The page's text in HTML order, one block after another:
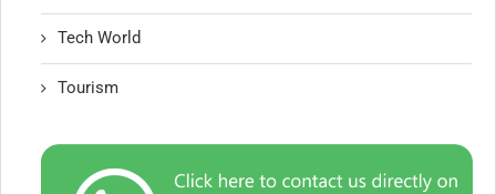
Tech World
Tourism